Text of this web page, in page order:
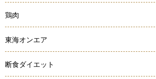
鶏肉
東海オンエア
断食ダイエット